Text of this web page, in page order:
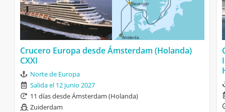
Crucero Europa desde Ámsterdam (Holanda)
CXXI
Norte de Europa
Salida el 12 junio 2027
11 días desde Ámsterdam (Holanda)
Zuiderdam